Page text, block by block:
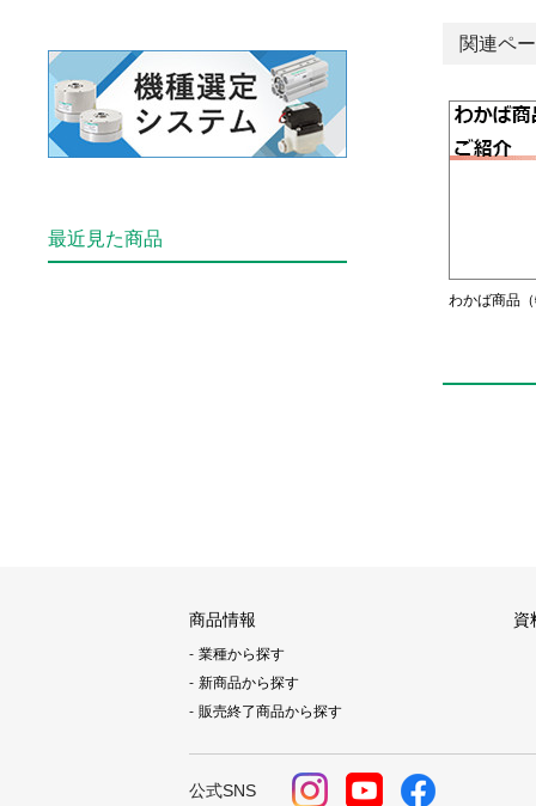
関連ペ
わかば商品
最近見た商品
商品情報
業種から探す
新商品から探す
販売終了商品から探す
資
公式SNS